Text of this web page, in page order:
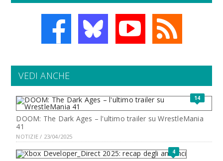
VEDI ANCHE
14
DOOM: The Dark Ages – l'ultimo trailer su WrestleMania
41
NOTIZIE / 23/04/2025
4